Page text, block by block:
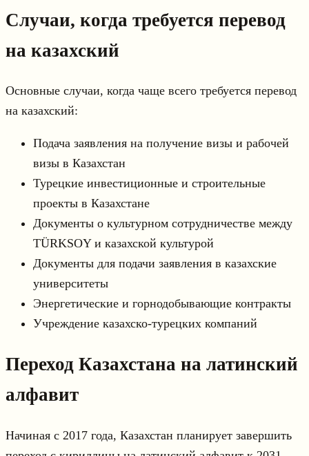
Случаи, когда требуется перевод
на казахский
Основные случаи, когда чаще всего требуется перевод
на казахский:
Подача заявления на получение визы и рабочей
визы в Казахстан
Турецкие инвестиционные и строительные
проекты в Казахстане
Документы о культурном сотрудничестве между
ТÜRKSOY и казахской культурой
Документы для подачи заявления в казахские
университеты
Энергетические и горнодобывающие контракты
Учреждение казахско-турецких компаний
Переход Казахстана на латинский
алфавит
Начиная с 2017 года, Казахстан планирует завершить